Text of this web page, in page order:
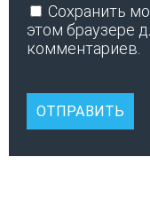
Сохранить
этом браузере
комментариев.